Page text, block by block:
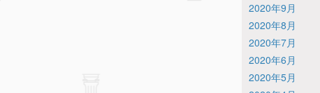
2020年9月
2020年8月
2020年7月
2020年6月
2020年5月